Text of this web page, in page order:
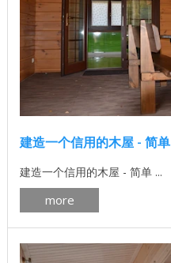
建造一个信用的木屋 - 简单
建造一个信用的木屋 - 简单 ...
more